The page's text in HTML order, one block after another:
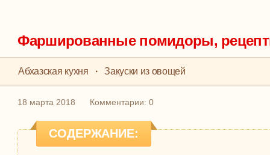
Фаршированные помидоры,
Абхазская кухня · Закуски из овощей
18 марта 2018 Комментарии: 0
СОДЕРЖАНИЕ: